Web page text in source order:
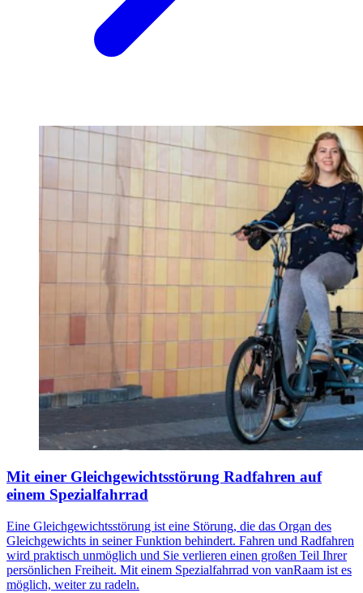
Mit einer Gleichgewichtsstörung Radfahren auf
einem Spezialfahrrad
Eine Gleichgewichtsstörung ist eine Störung, die das Organ des
Gleichgewichts in seiner Funktion behindert. Fahren und Radfahren
wird praktisch unmöglich und Sie verlieren einen großen Teil Ihrer
persönlichen Freiheit. Mit einem Spezialfahrrad von vanRaam ist es
möglich, weiter zu radeln.